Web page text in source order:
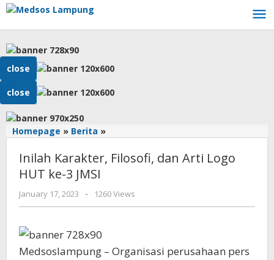
Skip
content
close
close
Homepage » Berita »Inilah
Filosofi,
Logo
HUT
JMSI
Inilah Karakter, Filosofi, dan Arti Logo
HUT ke-3 JMSI
January 17, 2023
by
AdminML
- 1260 Views
Medsoslampung – Organisasi perusahaan pers